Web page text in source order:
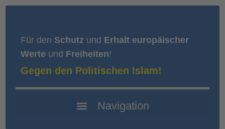
Für den Schutz und Erhalt europäischer
Werte und Freiheiten!
Gegen den Politischen Islam!